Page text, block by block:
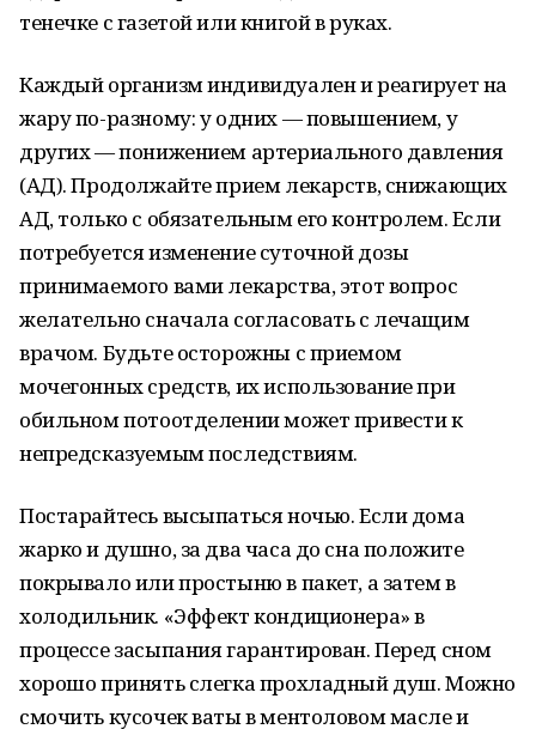
тенечке с газетой или книгой в руках.
Каждый организм индивидуален и реагирует на
жару по-разному: у одних — повышением, у
других — понижением артериального давления
(АД). Продолжайте прием лекарств, снижающих
АД, только с обязательным его контролем. Если
потребуется изменение суточной дозы
принимаемого вами лекарства, этот вопрос
желательно сначала согласовать с лечащим
врачом. Будьте осторожны с приемом
мочегонных средств, их использование при
обильном потоотделении может привести к
непредсказуемым последствиям.
Постарайтесь высыпаться ночью. Если дома
жарко и душно, за два часа до сна положите
покрывало или простыню в пакет, а затем в
холодильник. «Эффект кондиционера» в
процессе засыпания гарантирован. Перед сном
хорошо принять слегка прохладный душ. Можно
смочить кусочек ваты в ментоловом масле и